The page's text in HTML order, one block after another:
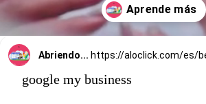
Abriendo...
google my business